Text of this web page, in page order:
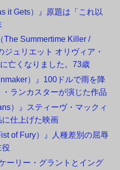
it Gets）』原題は「これ以
The Summertime Killer /
ュリエット オリヴィア・
亡くなりました。73歳
）』100ドルで雨を降
ランカスターが演じた作品
）』スティーヴ・マックィ
仕上げた映画
of Fury）』人種差別の屈辱
役
ーリー・グラントとイング